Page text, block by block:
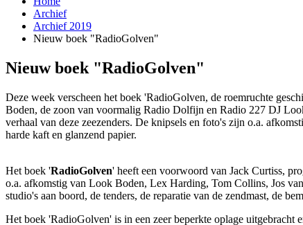
Archief
Archief 2019
Nieuw boek "RadioGolven"
Nieuw boek "RadioGolven"
Deze week verscheen het boek 'RadioGolven, de roemruchte
Boden, de zoon van voormalig Radio Dolfijn en Radio 227 DJ
verhaal van deze zeezenders. De knipsels en foto's zijn o.a.
harde kaft en glanzend papier.
Het boek 'RadioGolven' heeft een voorwoord van Jack Curtiss,
o.a. afkomstig van Look Boden, Lex Harding, Tom Collins, Jos
studio's aan boord, de tenders, de reparatie van de zendmast, de
Het boek 'RadioGolven' is in een zeer beperkte oplage uitgebracht